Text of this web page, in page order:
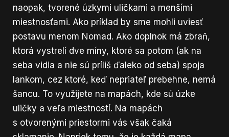
naopak, tvorené úzkymi uličkami a menšími
miestnosťami. Ako príklad by sme mohli uviesť
postavu menom Nomad. Ako doplnok má zbraň,
ktorá vystrelí dve míny, ktoré sa potom (ak na
seba vidia a nie sú príliš ďaleko od seba) spoja
lankom, cez ktoré, keď nepriateľ prebehne, nemá
šancu. To využijete na mapách, kde sú úzke
uličky a veľa miestností. Na mapách
s otvorenými priestormi vás však čaká